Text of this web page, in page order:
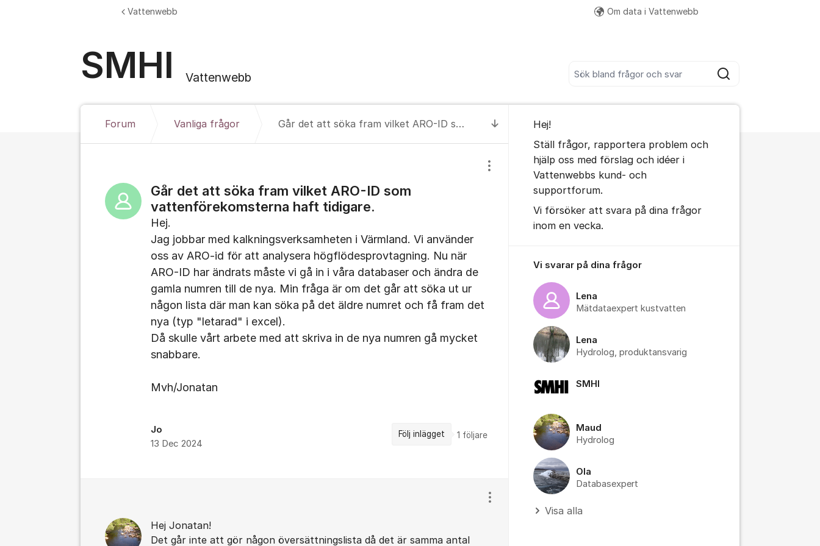
SMHI Vattenwebb
Sök
Vattenwebb Om data i VattenwebbFler supportlänkar
Till senaste kommentaren
Forum Vanliga frågor Går det att söka fram vilket ARO-ID som vattenförekomsterna haft tidigare.
Går det att söka fram vilket ARO-ID som
vattenförekomsterna haft tidigare.
Visa/dölj inställningar för inlägg/kommentar
Hej.
Jag jobbar med kalkningsverksamheten i Värmland. Vi använder
oss av ARO-id för att analysera högflödesprovtagning. Nu när
ARO-ID har ändrats måste vi gå in i våra databaser och ändra de
gamla numren till de nya. Min fråga är om det går att söka ut ur
någon lista där man kan söka på det äldre numret och få fram det
nya (typ "letarad" i excel).
Då skulle vårt arbete med att skriva in de nya numren gå mycket
snabbare.
Mvh/Jonatan
Jo
13 Dec 2024
Följ inlägget 1 följare
Hej Jonatan!
Det går inte att gör någon översättningslista då det är samma antal
Visa/dölj inställningar för inlägg/kommentar
Hej!
Ställ frågor, rapportera problem och
hjälp oss med förslag och idéer i
Vattenwebbs kund- och
supportforum.
Vi försöker att svara på dina frågor
inom en vecka.
Vi svarar på dina frågor
Lena
Mätdataexpert kustvatten
Lena
Hydrolog, produktansvarig
SMHI
Maud
Hydrolog
Ola
Databasexpert
Visa alla